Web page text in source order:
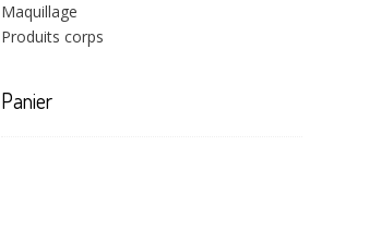
Maquillage
Produits corps
Panier